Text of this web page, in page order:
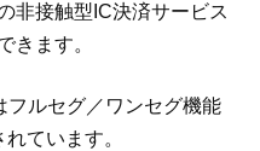
非接触型IC決済サービス
きます。
フルセグ／ワンセグ機能
ています。